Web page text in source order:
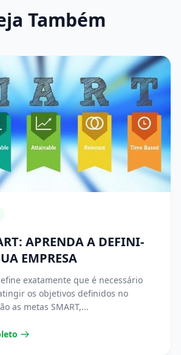
Também
APRENDA A DEFINI-
EMPRESA
exatamente que é necessário
os objetivos definidos no
as metas SMART,...